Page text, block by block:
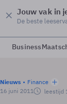
Jouw vak in
De beste
Business
Nieuws
Finance
16 juni 2011
leestijd